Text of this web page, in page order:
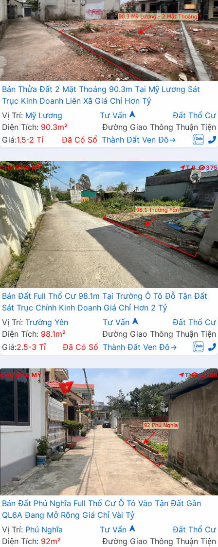
Bán Thửa Đất 2 Mặt Thoáng 90.3m Tại Mỹ Lương Sát
Trục Kinh Doanh Liên Xã Giá Chỉ Hơn Tỷ
Vị Trí: Mỹ Lương Tư Vấn
Đất Thổ Cư
Diện Tích: 90.3m²
Đường Giao Thông Thuận Tiện
Giá:1.5-2 Tỉ Đã Có Sổ Thành Đất Ven Đô→
CHƯƠNG MỸ T.B 375
Bán Đất Full Thổ Cư 98.1m Tại Trường Ô Tô Đỗ Tận Đất
Sát Trục Chính Kinh Doanh Giá Chỉ Hơn 2 Tỷ
Vị Trí: Trường Yên Tư Vấn
Đất Thổ Cư
Diện Tích: 98.1m²
Đường Giao Thông Thuận Tiện
Giá:2.5-3 Tỉ Đã Có Sổ Thành Đất Ven Đô→
CHƯƠNG MỸ T 13108
Bán Đất Phú Nghĩa Full Thổ Cư Ô Tô Vào Tận Đất Gần
QL6A Đang Mở Rộng Giá Chỉ Vài Tỷ
Vị Trí: Phú Nghĩa Tư Vấn
Đất Thổ Cư
Diện Tích: 92m²
Đường Giao Thông Thuận Tiện